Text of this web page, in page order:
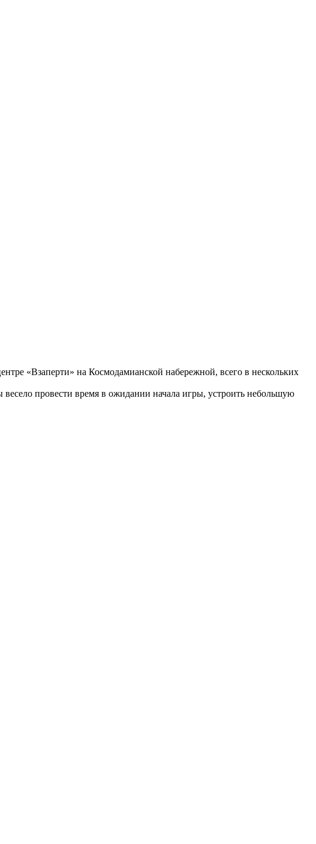
«Взаперти» на Космодамианской набережной, всего в нескольких
провести время в ожидании начала игры, устроить небольшую